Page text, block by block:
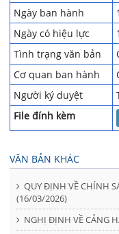
Ngày ban hành
Ngày có hiệu lực
Tình trạng văn bản
Cơ quan ban hành
Người ký duyệt
File đính kèm
VĂN BẢN KHÁC
QUY ĐỊNH VỀ CHÍNH
(16/03/2026)
NGHỊ ĐỊNH VỀ CẢNG